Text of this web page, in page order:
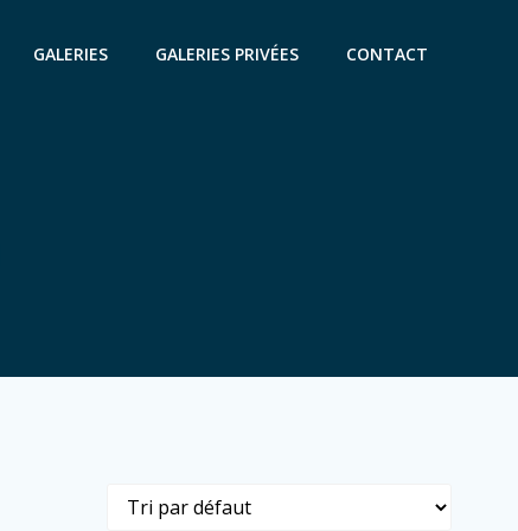
GALERIES GALERIES PRIVÉES CONTACT